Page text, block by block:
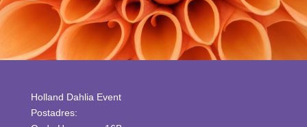
Holland Dahlia Event
Postadres: